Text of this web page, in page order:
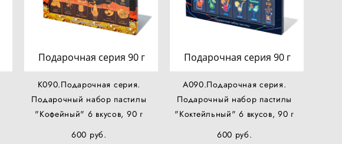
Подарочная серия 90 г
К090.Подарочная серия.
Подарочный набор пастилы
"Кофейный" 6 вкусов, 90 г
600 pуб.
Подарочная серия 90 г
А090.Подарочная серия.
Подарочный набор пастилы
"Коктейльный" 6 вкусов, 90 г
600 pуб.